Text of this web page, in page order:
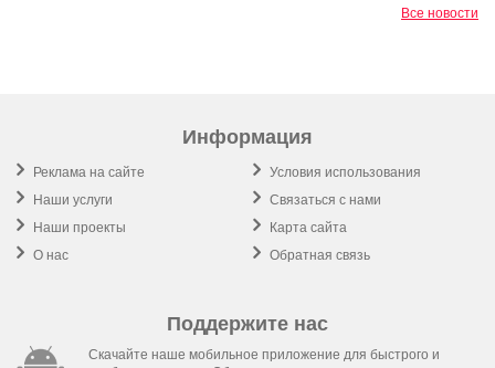
Все новости
Информация
Реклама на сайте
Наши услуги
Наши проекты
О нас
Условия использования
Связаться с нами
Карта сайта
Обратная связь
Поддержите нас
Скачайте наше мобильное приложение для быстрого и